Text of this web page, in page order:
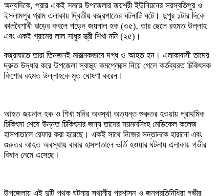
‎অন্যদিকে, প্রায় একই সময়ে উপজেলার জয়শ্রী ইউনিয়নের সরস্বতিপুর ও
ইসলামপুর গ্রাম এলাকায় দ্বিতীয় বজ্রপাতের ঘটনাটি ঘটে। দুপুর ১টার দিকে
কালবৈশাখী ঝড়ের কবলে পড়েন জয়নাল হক (৩৫), তার ছেলে রহমত উল্লাহ
এবং একই গ্রামের লাল সাধুর স্ত্রী শিখা মনি (২৫)।
বজ্রাঘাতে তারা তিনজনই মারাত্মকভাবে দগ্ধ ও আহত হন। এলাকাবাসী তাদের
দ্রুত উদ্ধার করে উপজেলা স্বাস্থ্য কমপ্লেক্সে নিয়ে গেলে কর্তব্যরত চিকিৎসক
কিশোর রহমত উল্লাহকে মৃত ঘোষণা করেন।
‎আহত জয়নাল হক ও শিখা মনির অবস্থা অত্যন্ত গুরুতর হওয়ায় প্রাথমিক
চিকিৎসা শেষে উন্নত চিকিৎসার জন্য তাদের ময়মনসিংহ মেডিকেল কলেজ
হাসপাতালে রেফার করা হয়েছে। একই সাথে নিজের সন্তানকে হারানো এবং
গুরুতর আহত অবস্থায় বাবার হাসপাতালে ভর্তি হওয়ার ঘটনায় এলাকায় গভীর
বিষাদ নেমে এসেছে।
‎উপজেলায় এই দুটি পৃথক ঘটনায় স্থানীয় প্রশাসন ও জনপ্রতিনিধিরা গভীর